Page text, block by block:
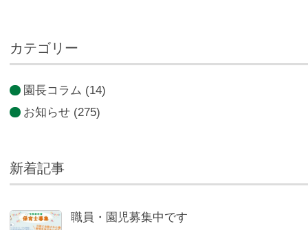
カテゴリー
園長コラム (14)
お知らせ (275)
新着記事
職員・園児募集中です